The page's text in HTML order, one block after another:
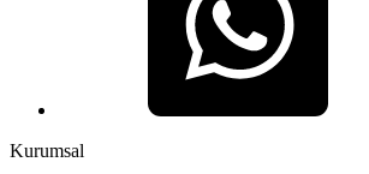
Kurumsal